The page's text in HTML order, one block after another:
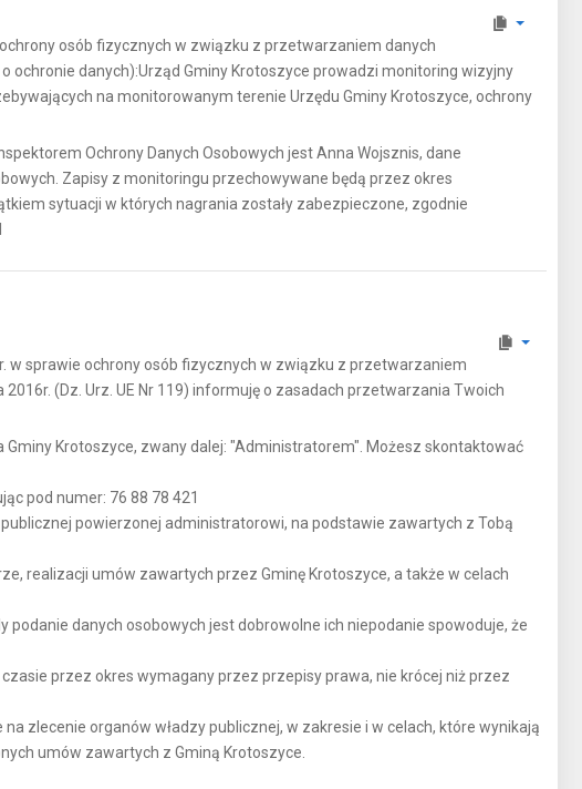
osób fizycznych w związku z przetwarzaniem danych
ochronie danych):Urząd Gminy Krotoszyce prowadzi monitoring wizyjny
na monitorowanym terenie Urzędu Gminy Krotoszyce, ochrony
Ochrony Danych Osobowych jest Anna Wojsznis, dane
Zapisy z monitoringu przechowywane będą przez okres
sytuacji w których nagrania zostały zabezpieczone, zgodnie
w sprawie ochrony osób fizycznych w związku z przetwarzaniem
(Dz. Urz. UE Nr 119) informuję o zasadach przetwarzania Twoich
Krotoszyce, zwany dalej: "Administratorem". Możesz skontaktować
pod numer: 76 88 78 421
powierzonej administratorowi, na podstawie zawartych z Tobą
realizacji umów zawartych przez Gminę Krotoszyce, a także w celach
danych osobowych jest dobrowolne ich niepodanie spowoduje, że
przez okres wymagany przez przepisy prawa, nie krócej niż przez
zlecenie organów władzy publicznej, w zakresie i w celach, które wynikają
umów zawartych z Gminą Krotoszyce.